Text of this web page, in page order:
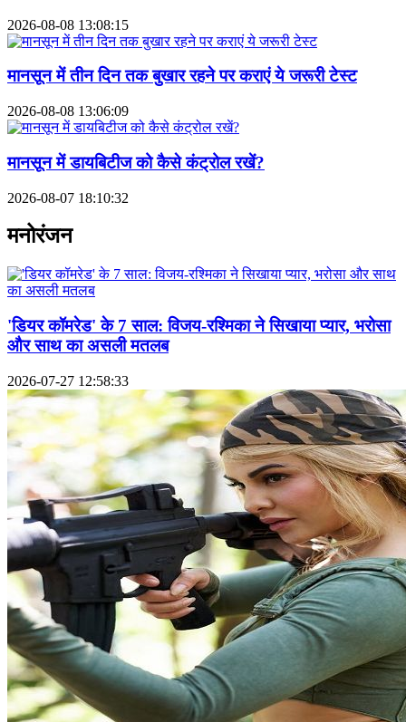
2026-08-08 13:08:15
मानसून में तीन दिन तक बुखार रहने पर कराएं ये जरूरी टेस्ट
2026-08-08 13:06:09
मानसून में डायबिटीज को कैसे कंट्रोल रखें?
2026-08-07 18:10:32
मनोरंजन
'डियर कॉमरेड' के 7 साल: विजय-रश्मिका ने सिखाया प्यार, भरोसा
और साथ का असली मतलब
2026-07-27 12:58:33